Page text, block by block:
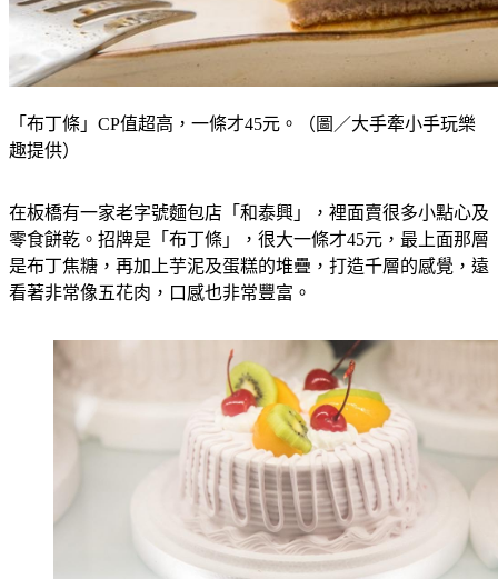
「布丁條」CP值超高，一條才45元。（圖／大手牽小手玩樂
在板橋有一家老字號麵包店「和泰興」，裡面賣很多小點心及
零食餅乾。招牌是「布丁條」，很大一條才45元，最上面那層
是布丁焦糖，再加上芋泥及蛋糕的堆疊，打造千層的感覺，遠